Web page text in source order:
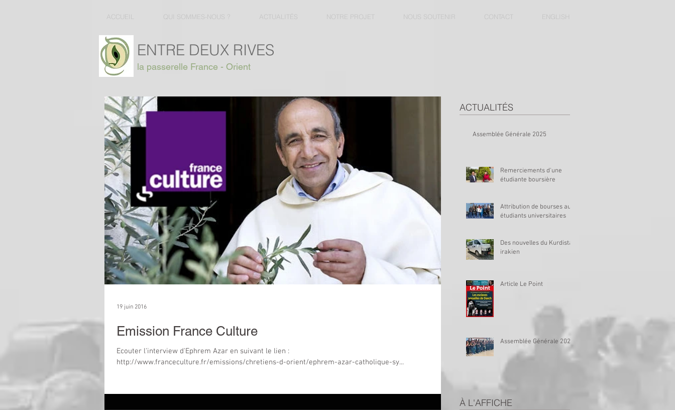
ACCUEIL QUI SOMMES-NOUS ? ACTUALITÉS NOTRE PROJET NOUS SOUTENIR CONTACT ENGLISH
ENTRE DEUX RIVES
la passerelle France - Orient
ACTUALITÉS
Assemblée Générale 2025
Remerciements d'une
étudiante boursière
Attribution de bourses aux
étudiants universitaires
Des nouvelles du Kurdistan
irakien
Article Le Point
Assemblée Générale 2023
À L'AFFICHE
Emission France Culture
Ecouter l'interview d'Ephrem Azar en suivant le lien :
http://www.franceculture.fr/emissions/chretiens-d-orient/ephrem-azar-catholique-sy...
19 juin 2016